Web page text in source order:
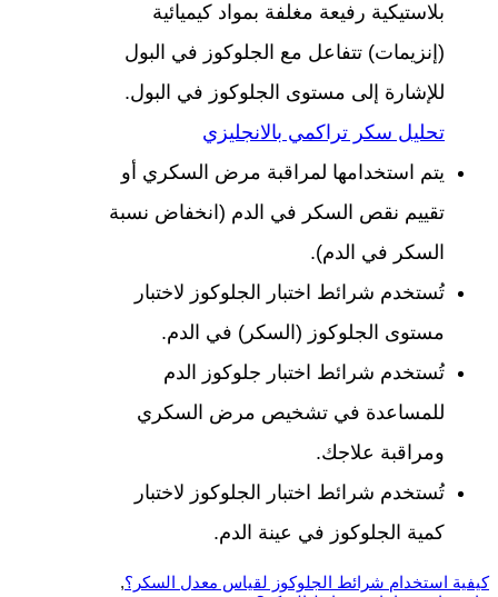
بلاستيكية رفيعة مغلفة بمواد كيميائية
(إنزيمات) تتفاعل مع الجلوكوز في البول
للإشارة إلى مستوى الجلوكوز في البول.
تحليل سكر تراكمي بالانجليزي
يتم استخدامها لمراقبة مرض السكري أو
تقييم نقص السكر في الدم (انخفاض نسبة
السكر في الدم).
تُستخدم شرائط اختبار الجلوكوز لاختبار
مستوى الجلوكوز (السكر) في الدم.
تُستخدم شرائط اختبار جلوكوز الدم
للمساعدة في تشخيص مرض السكري
ومراقبة علاجك.
تُستخدم شرائط اختبار الجلوكوز لاختبار
كمية الجلوكوز في عينة الدم.
كيفية استخدام شرائط الجلوكوز لقياس معدل السكر؟,